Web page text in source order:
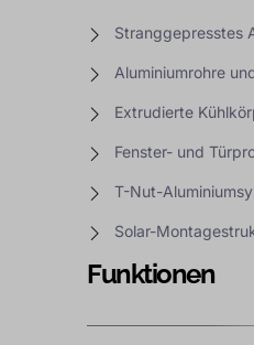
Stranggepresstes
Aluminiumrohre
Extrudierte
Fenster- und
T-Nut-
Solar-
Funktionen